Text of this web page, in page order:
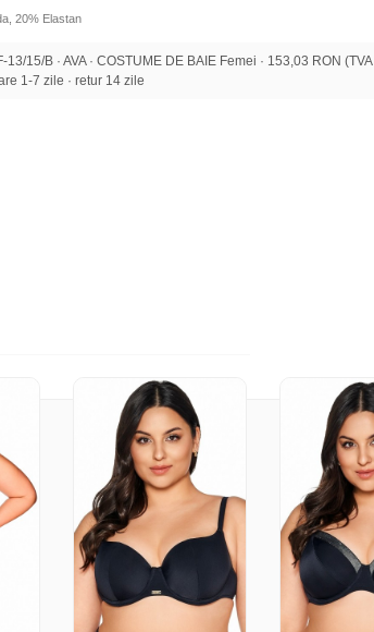
20% Elastan
13/15/B · AVA · COSTUME DE BAIE Femei · 153,03 RON (TVA
1-7 zile · retur 14 zile